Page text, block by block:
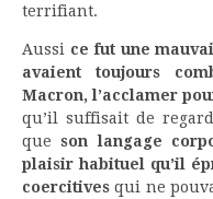
terrifiant.
Aussi ce fut une
avaient toujours
Macron, l’acclamer
qu’il suffisait de
queson langage
plaisir habituel qu’il
coercitives qui ne